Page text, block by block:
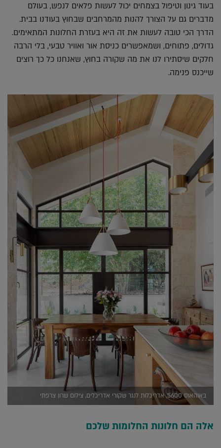
בעוד גינון וטיפול בצמחים יכול לעשות פלאים לנפש, בעולם
מדברים גם על הצורך להנות מהמרחבים שבחוץ בעודנו בבית.
הדרך הכי טובה לעשות את זה היא בעזרת החלונות המתאימים.
גדולים, פתוחים, ושמאפשרים כניסת אור ואוויר טבעי, בלי הרבה
חלקים שיסתירו לנו את מה שקורה בחוץ, שאנחנו כל כך רוצים
שייכנס פנימה.
באוהאוס 5600, אדריכלות לנגר שקורי אדריכלים, צילום שרון צרפתי
אלה הם חלונות החלומות שלכם